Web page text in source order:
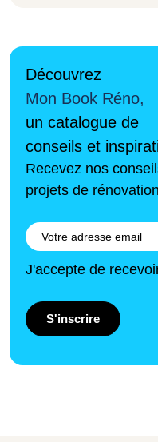
Découvrez
Mon Book Réno,
un catalogue de
conseils et
Recevez nos
projets de rénovation
J'accepte de
S'inscrire